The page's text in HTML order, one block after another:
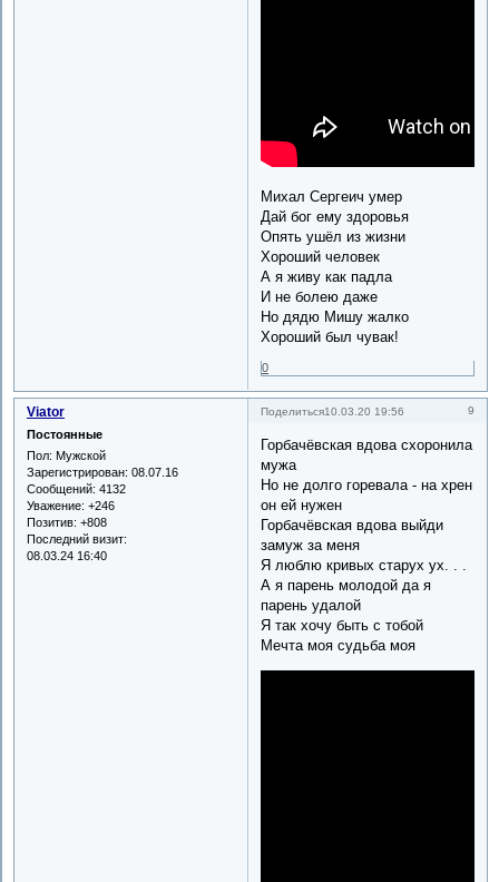
Михал Сергеич умер
Дай бог ему здоровья
Опять ушёл из жизни
Хороший человек
А я живу как падла
И не болею даже
Но дядю Мишу жалко
Хороший был чувак!
0
Поделиться 9
10.03.20 19:56
Viator
Постоянные
Пол: Мужской
Зарегистрирован: 08.07.16
Сообщений: 4132
Уважение: +246
Позитив: +808
Последний визит:
08.03.24 16:40
Горбачёвская вдова схоронила
мужа
Но не долго горевала - на хрен
он ей нужен
Горбачёвская вдова выйди
замуж за меня
Я люблю кривых старух ух. . .
А я парень молодой да я
парень удалой
Я так хочу быть с тобой
Мечта моя судьба моя